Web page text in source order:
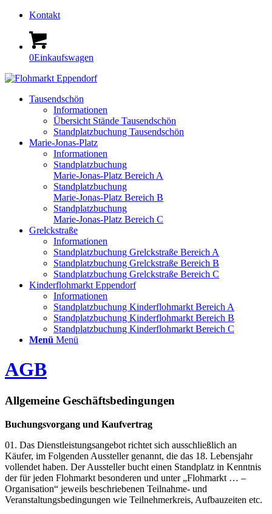
Kontakt
0Einkaufswagen
Tausendschön
Informationen
Übersicht Stände Tausendschön
Standplatzbuchung Tausendschön
Marie-Jonas-Platz
Informationen
Standplatzbuchung
Marie-Jonas-Platz Bereich A
Standplatzbuchung
Marie-Jonas-Platz Bereich B
Standplatzbuchung
Marie-Jonas-Platz Bereich C
Grelckstraße
Informationen
Standplatzbuchung Grelckstraße Bereich A
Standplatzbuchung Grelckstraße Bereich B
Standplatzbuchung Grelckstraße Bereich C
Kinderflohmarkt Eppendorf
Informationen
Standplatzbuchung Kinderflohmarkt Bereich A
Standplatzbuchung Kinderflohmarkt Bereich B
Standplatzbuchung Kinderflohmarkt Bereich C
Menü Menü
AGB
Allgemeine Geschäftsbedingungen
Buchungsvorgang und Kaufvertrag
01. Das Dienstleistungsangebot richtet sich ausschließlich an
Käufer, im Folgenden Aussteller genannt, die das 18. Lebensjahr
vollendet haben. Der Aussteller bucht einen Standplatz in Kenntnis
der für jeden Flohmarkt besonderen und unter „Flohmarkt … –
Organisation“ jeweils beschriebenen Teilnahme- und
Veranstaltungsbedingungen wie Teilnehmerkreis, Aufbauzeiten etc.